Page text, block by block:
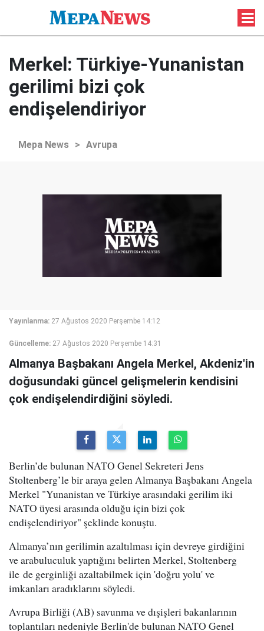
Merkel: Türkiye-Yunanistan
gerilimi bizi çok
endişelendiriyor
Mepa News > Avrupa
Yayınlanma: 27 Ağustos 2020 Perşembe 14:12
Güncelleme: 27 Ağustos 2020 Perşembe 14:31
Almanya Başbakanı Angela Merkel, Akdeniz'in
doğusundaki güncel gelişmelerin kendisini
çok endişelendirdiğini söyledi.
Berlin’de bulunan NATO Genel Sekreteri Jens
Stoltenberg’le bir araya gelen Almanya Başbakanı Angela
Merkel "Yunanistan ve Türkiye arasındaki gerilim iki
NATO üyesi arasında olduğu için bizi çok
endişelendiriyor" şeklinde konuştu.
Almanya’nın gerilimin azaltılması için devreye girdiğini
ve arabuluculuk yaptığını belirten Merkel, Stoltenberg
ile de gerginliği azaltabilmek için 'doğru yolu' ve
imkanları aradıklarını söyledi.
Avrupa Birliği (AB) savunma ve dışişleri bakanlarının
toplantıları nedeniyle Berlin'de bulunan NATO Genel